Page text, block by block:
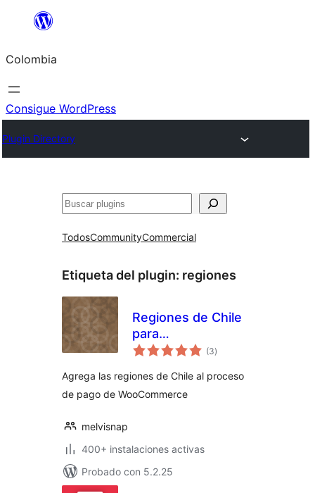
Saltar
contenido
Colombia
Consigue WordPress
Plugin Directory
Buscar
TodosCommunityCommercial
Etiqueta del plugin: regiones
Regiones de Chile
para
WooCommerce
(3total
de
)
Agrega las regiones de Chile al proceso
de pago de WooCommerce
melvisnap
400+ instalaciones activas
Probado con 5.2.25